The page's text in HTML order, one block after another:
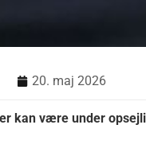
20. maj 2026
kan være under